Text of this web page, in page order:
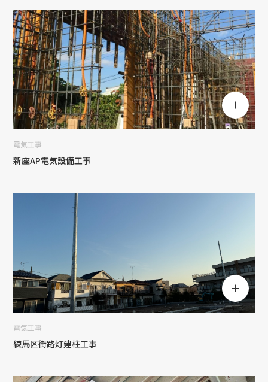
電気工事
新座AP電気設備工事
電気工事
練馬区街路灯建柱工事